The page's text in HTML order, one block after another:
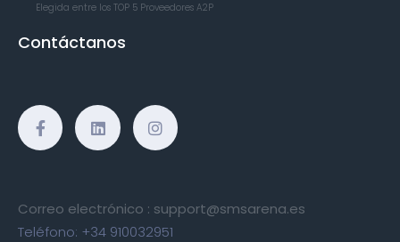
Elegida entre los TOP 5 Proveedores A2P
Contáctanos
Correo electrónico : support@smsarena.es
Teléfono: +34 910032951